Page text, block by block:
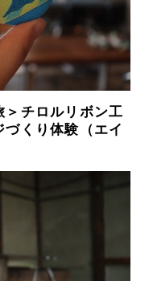
＞チロルリボン工
くり体験（エイ